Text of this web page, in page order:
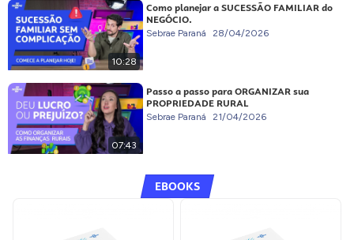
10:28
Como planejar a SUCESSÃO FAMILIAR do
NEGÓCIO.
Sebrae Paraná 28/04/2026
07:43
Passo a passo para ORGANIZAR sua
PROPRIEDADE RURAL
Sebrae Paraná 21/04/2026
EBOOKS